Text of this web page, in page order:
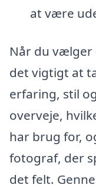
at være
Når du vælger
det vigtigt at
erfaring, stil
overveje,
har brug for,
fotograf, der
det felt.